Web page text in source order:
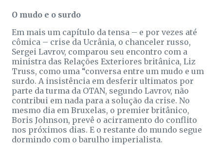
O mudo e o surdo
Em mais um capítulo da tensa – e por vezes até
cômica – crise da Ucrânia, o chanceler russo,
Sergei Lavrov, comparou seu encontro com a
ministra das Relações Exteriores britânica, Liz
Truss, como uma “conversa entre um mudo e um
surdo. A insistência em desferir ultimatos por
parte da turma da OTAN, segundo Lavrov, não
contribui em nada para a solução da crise. No
mesmo dia em Bruxelas, o premier britânico,
Boris Johnson, prevê o acirramento do conflito
nos próximos dias. E o restante do mundo segue
dormindo com o barulho imperialista.